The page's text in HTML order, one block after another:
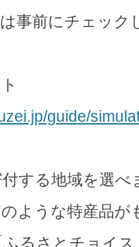
事前にチェック
guide/
する地域を選べ
のような特産品が
るさとチョイス